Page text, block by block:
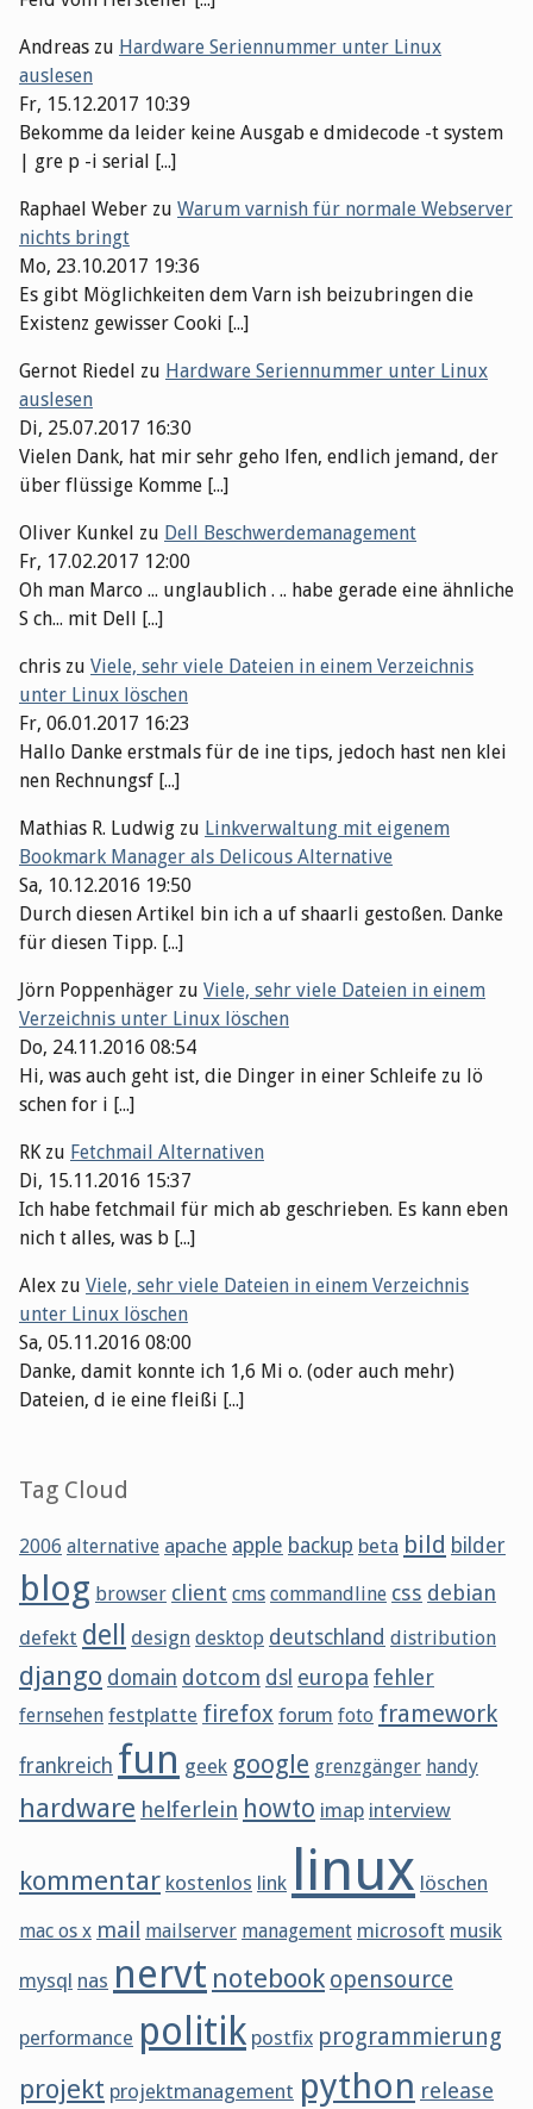
Andreas zu Hardware Seriennummer unter Linux
auslesen
Fr, 15.12.2017 10:39
Bekomme da leider keine Ausgab e dmidecode -t system
| gre p -i serial [...]
Raphael Weber zu Warum varnish für normale Webserver
nichts bringt
Mo, 23.10.2017 19:36
Es gibt Möglichkeiten dem Varn ish beizubringen die
Existenz gewisser Cooki [...]
Gernot Riedel zu Hardware Seriennummer unter Linux
auslesen
Di, 25.07.2017 16:30
Vielen Dank, hat mir sehr geho lfen, endlich jemand, der
über flüssige Komme [...]
Oliver Kunkel zu Dell Beschwerdemanagement
Fr, 17.02.2017 12:00
Oh man Marco ... unglaublich . .. habe gerade eine ähnliche
S ch... mit Dell [...]
chris zu Viele, sehr viele Dateien in einem Verzeichnis
unter Linux löschen
Fr, 06.01.2017 16:23
Hallo Danke erstmals für de ine tips, jedoch hast nen klei
nen Rechnungsf [...]
Mathias R. Ludwig zu Linkverwaltung mit eigenem
Bookmark Manager als Delicous Alternative
Sa, 10.12.2016 19:50
Durch diesen Artikel bin ich a uf shaarli gestoßen. Danke
für diesen Tipp. [...]
Jörn Poppenhäger zu Viele, sehr viele Dateien in einem
Verzeichnis unter Linux löschen
Do, 24.11.2016 08:54
Hi, was auch geht ist, die Dinger in einer Schleife zu lö
schen for i [...]
RKzu Fetchmail Alternativen
Di, 15.11.2016 15:37
Ich habe fetchmail für mich ab geschrieben. Es kann eben
nich t alles, was b [...]
Alex zu Viele, sehr viele Dateien in einem Verzeichnis
unter Linux löschen
Sa, 05.11.2016 08:00
Danke, damit konnte ich 1,6 Mi o. (oder auch mehr)
Dateien, d ie eine fleißi [...]
Tag Cloud
2006 alternative apache apple backup beta bild bilder
blog browser client cms commandline css debian
defekt dell design desktop deutschland distribution
django domain dotcom dsl europa fehler
fernsehen festplatte firefox forum foto framework
frankreich fun geek google grenzgänger handy
hardware helferlein howto imap interview
kommentar kostenlos link linux löschen
mac os x mail mailserver management microsoft musik
mysql nas nervt notebook opensource
performance politik postfix programmierung
projekt projektmanagement python release